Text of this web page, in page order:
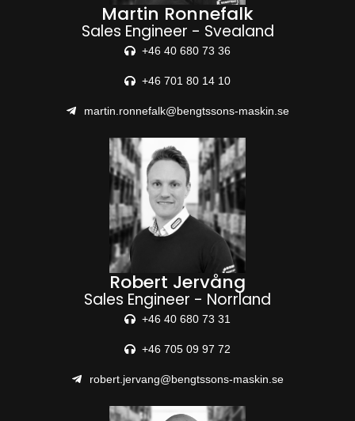
Martin Ronnefalk
Sales Engineer - Svealand
+46 40 680 73 36
+46 701 80 14 10
martin.ronnefalk@bengtssons-maskin.se
Robert Jervång
Sales Engineer - Norrland
+46 40 680 73 31
+46 705 09 97 72
robert.jervang@bengtssons-maskin.se